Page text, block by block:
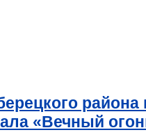
района
«Вечный